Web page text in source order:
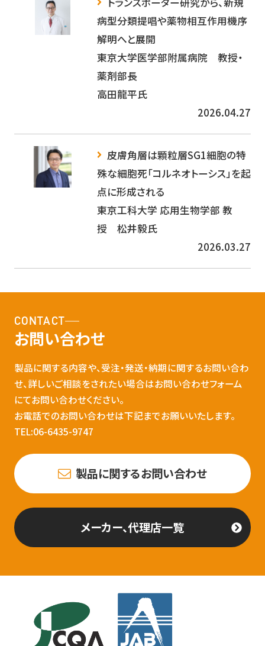
病型分類提唱や薬物相互作用機序
解明へと展開
東京大学医学部附属病院 教授・
薬剤部長
高田龍平氏
2026.04.27
皮膚角層は顆粒層SG1細胞の特
殊な細胞死「コルネオトーシス」を起
点に形成される
東京工科大学 応用生物学部 教
授 松井毅氏
2026.03.27
CONTACT
お問い合わせ
製品に関する内容や、受注・発送・納期に関するお問い合わ
せ、詳しいご相談をされたい場合はお問い合わせフォーム
にてお問い合わせください。
お電話でのお問い合わせは下記までお願いいたします。
TEL:06-6435-9747
製品に関するお問い合わせ
メーカー、代理店一覧